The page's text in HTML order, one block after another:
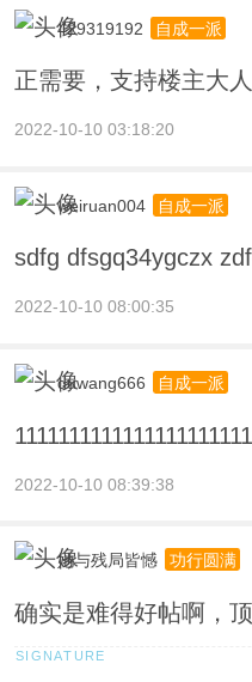
429319192 自成一派
正需要，支持楼主大人
2022-10-10 03:18:20
weiruan004 自成一派
sdfg dfsgq34ygczx
2022-10-10 08:00:35
duwang666 自成一派
2022-10-10 08:39:38
她与残局皆憾 功行圆满
确实是难得好帖啊，